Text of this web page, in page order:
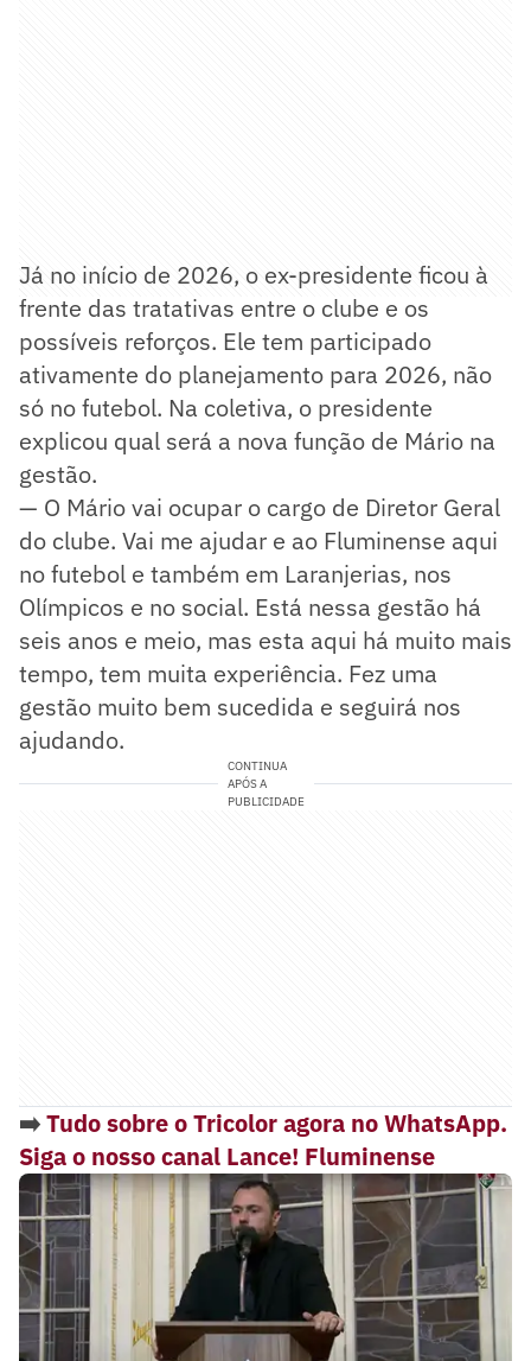
Já no início de 2026, o ex-presidente ficou à
frente das tratativas entre o clube e os
possíveis reforços. Ele tem participado
ativamente do planejamento para 2026, não
só no futebol. Na coletiva, o presidente
explicou qual será a nova função de Mário na
gestão.
— O Mário vai ocupar o cargo de Diretor Geral
do clube. Vai me ajudar e ao Fluminense aqui
no futebol e também em Laranjerias, nos
Olímpicos e no social. Está nessa gestão há
seis anos e meio, mas esta aqui há muito mais
tempo, tem muita experiência. Fez uma
gestão muito bem sucedida e seguirá nos
ajudando.
CONTINUA
APÓS A
PUBLICIDADE
➡️Tudo sobre o Tricolor agora no WhatsApp.
Siga o nosso canal Lance! Fluminense